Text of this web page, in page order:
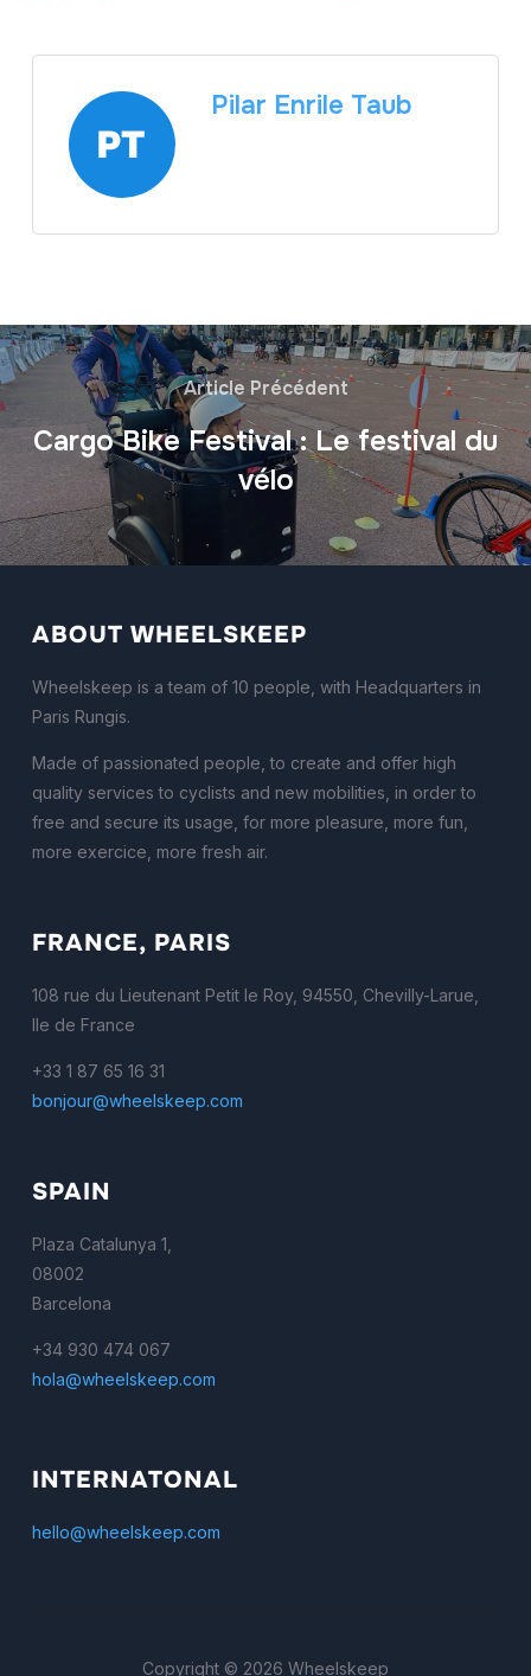
Pilar Enrile Taub
Article Précédent
Cargo Bike Festival : Le festival du
vélo
ABOUT WHEELSKEEP
Wheelskeep is a team of 10 people, with Headquarters in
Paris Rungis.
Made of passionated people, to create and offer high
quality services to cyclists and new mobilities, in order to
free and secure its usage, for more pleasure, more fun,
more exercice, more fresh air.
FRANCE, PARIS
108 rue du Lieutenant Petit le Roy, 94550, Chevilly-Larue,
Ile de France
+33 1 87 65 16 31
bonjour@wheelskeep.com
SPAIN
Plaza Catalunya 1,
08002
Barcelona
+34 930 474 067
hola@wheelskeep.com
INTERNATONAL
hello@wheelskeep.com
Copyright © 2026 Wheelskeep